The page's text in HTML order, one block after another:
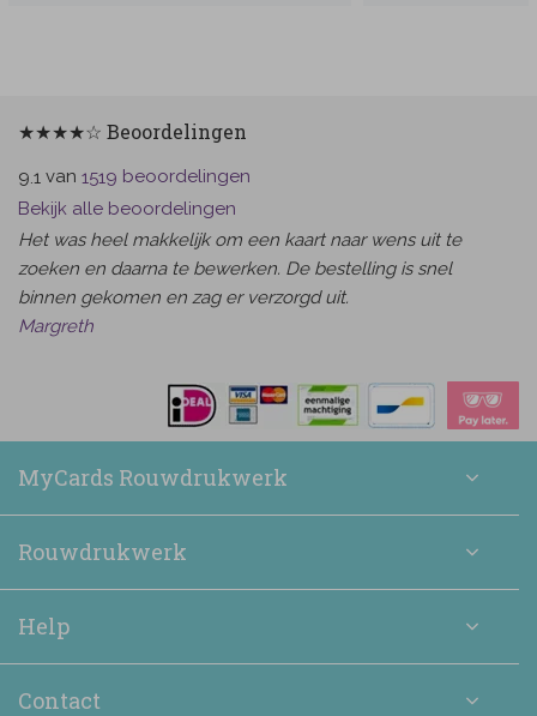
★★★★☆ Beoordelingen
9.1 van 1519 beoordelingen
Bekijk alle beoordelingen
Het was heel makkelijk om een kaart naar wens uit te
zoeken en daarna te bewerken. De bestelling is snel
binnen gekomen en zag er verzorgd uit.
Margreth
MyCards Rouwdrukwerk
Rouwdrukwerk
Help
Contact